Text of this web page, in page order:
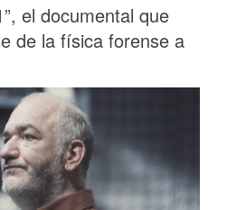
el documental que
de la física forense a